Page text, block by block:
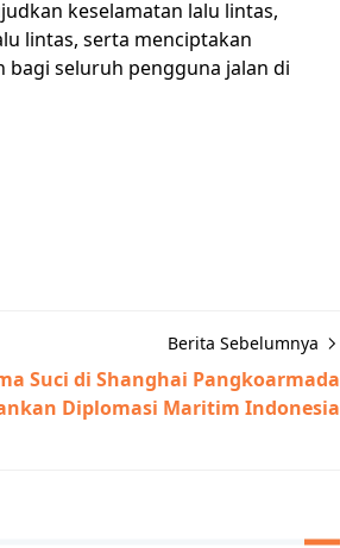
keselamatan lalu lintas,
lintas, serta menciptakan
bagi seluruh pengguna jalan di
Berita Sebelumnya
Suci di Shanghai Pangkoarmada
Diplomasi Maritim Indonesia